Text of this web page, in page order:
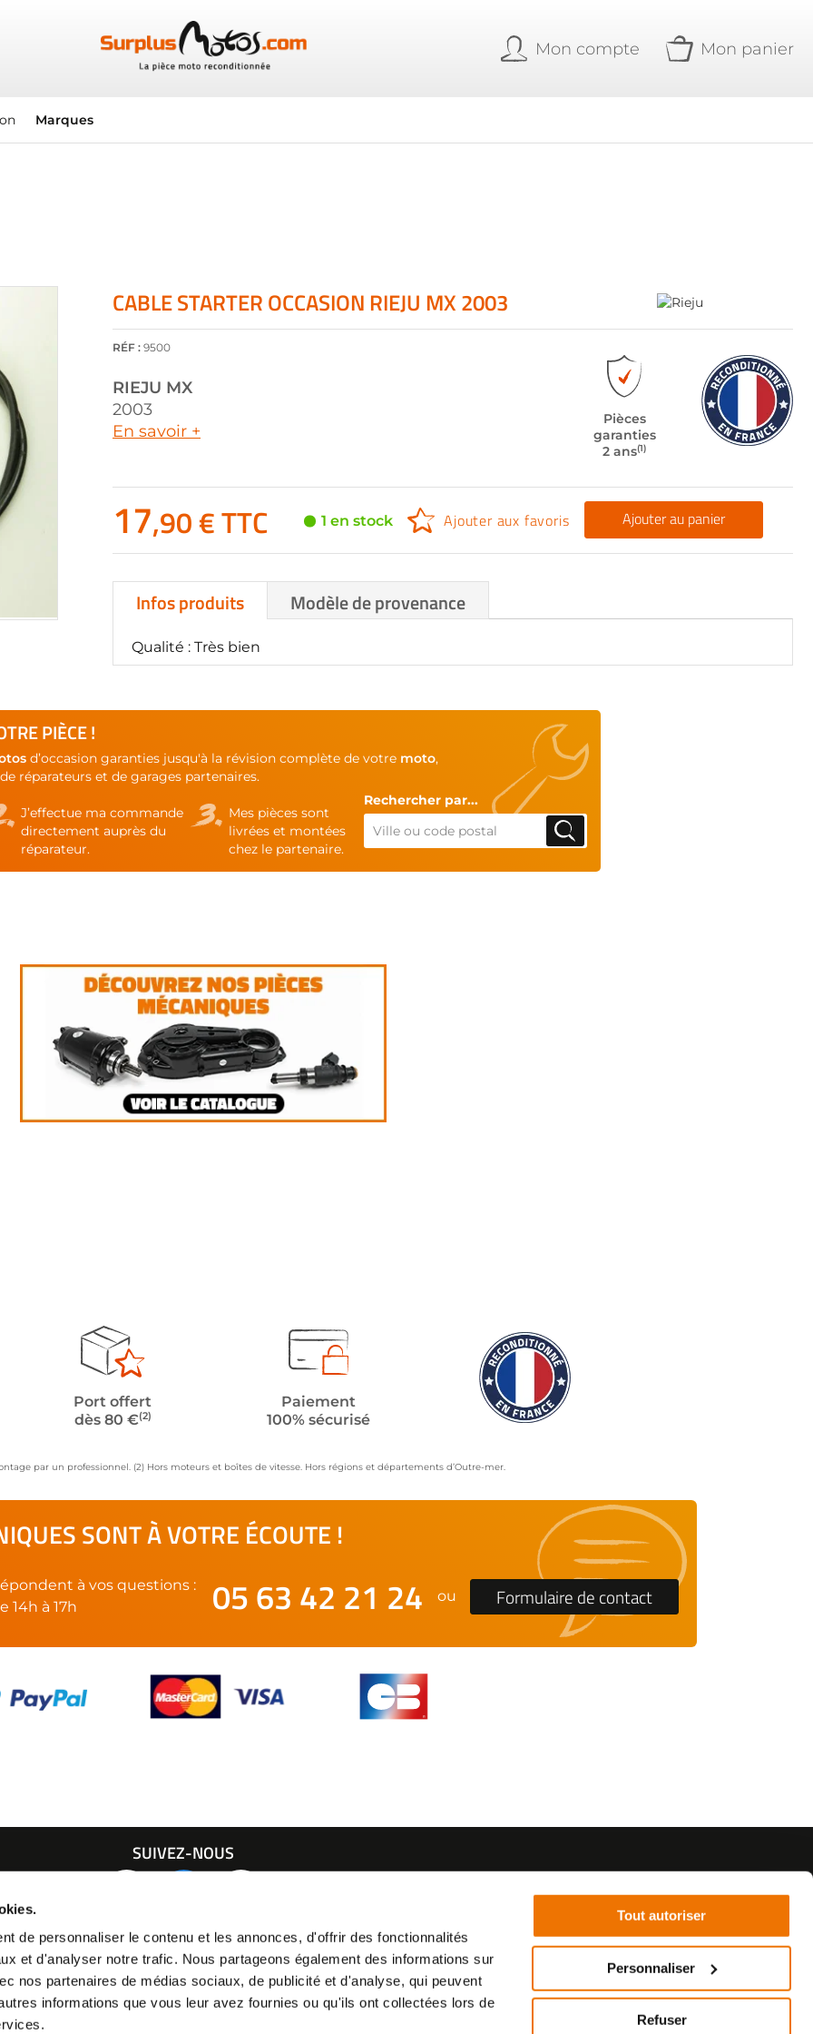
de personnaliser le contenu et les annonces, d'offrir des fonctionnalités
et d'analyser notre trafic. Nous partageons également des informations sur
nos partenaires de médias sociaux, de publicité et d'analyse, qui peuvent
informations que vous leur avez fournies ou qu'ils ont collectées lors de
Tout autoriser
Personnaliser
Refuser
Mon compte Mon panier
Marques
CABLE STARTER OCCASION RIEJU MX 2003
RÉF : 9500
RIEJU MX
2003
En savoir +
Pièces
garanties
2 ans(1)
17,90 € TTC 1 en stock Ajouter aux favoris Ajouter au panier
Infos produits
Qualité : Très bien
Modèle de provenance
PIÈCE !
d’occasion garanties jusqu'à la révision complète de votre moto,
réparateurs et de garages partenaires.
J’effectue ma commande
directement auprès du
réparateur.
Mes pièces sont
livrées et montées
chez le partenaire.
Rechercher par...
Port offert
dès 80 €(2)
Paiement
100% sécurisé
par un professionnel. (2) Hors moteurs et boîtes de vitesse. Hors régions et départements d’Outre-mer.
SONT À VOTRE ÉCOUTE !
à vos questions :
14h à 17h
05 63 42 21 24 ou Formulaire de contact
24
SUIVEZ-NOUS
©2021 - SurplusMotos - Réalisation : datasolution.fr